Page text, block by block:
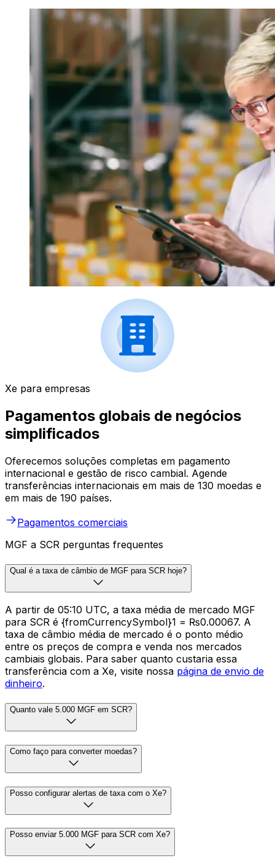
Xe para empresas
Pagamentos globais de negócios
simplificados
Oferecemos soluções completas em pagamento
internacional e gestão de risco cambial. Agende
transferências internacionais em mais de 130 moedas e
em mais de 190 países.
Pagamentos comerciais
MGF a SCR perguntas frequentes
Qual é a taxa de câmbio de MGF para SCR hoje?
A partir de 05:10 UTC, a taxa média de mercado MGF
para SCR é {fromCurrencySymbol}1 = ₨0.00067. A
taxa de câmbio média de mercado é o ponto médio
entre os preços de compra e venda nos mercados
cambiais globais. Para saber quanto custaria essa
transferência com a Xe, visite nossa página de envio de
dinheiro.
Quanto vale 5.000 MGF em SCR?
Como faço para converter moedas?
Posso configurar alertas de taxa com o Xe?
Posso enviar 5.000 MGF para SCR com Xe?